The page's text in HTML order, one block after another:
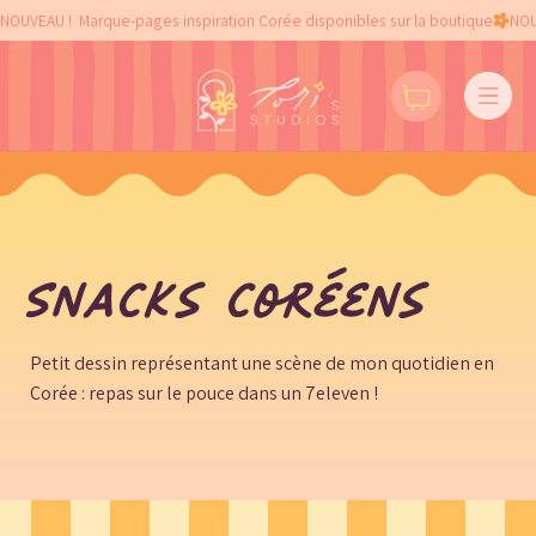
NOUVEAU !  Marque-pages inspiration Corée disponibles sur la boutique
Snacks coréens
Petit dessin représentant une scène de mon quotidien en
Corée : repas sur le pouce dans un 7eleven !